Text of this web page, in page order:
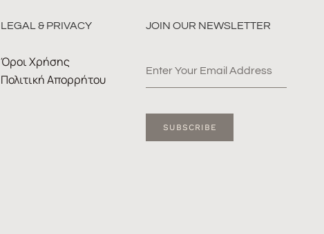
LEGAL & PRIVACY
Όροι Χρήσης
Πολιτική Απορρήτου
JOIN OUR NEWSLETTER
SUBSCRIBE